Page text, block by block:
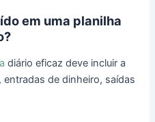
em uma planilha
diário eficaz deve incluir a
de dinheiro, saídas